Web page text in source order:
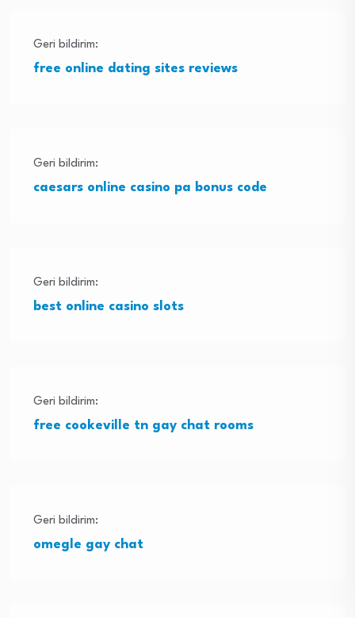
Geri bildirim:
free online dating sites reviews
Geri bildirim:
caesars online casino pa bonus code
Geri bildirim:
best online casino slots
Geri bildirim:
free cookeville tn gay chat rooms
Geri bildirim:
omegle gay chat